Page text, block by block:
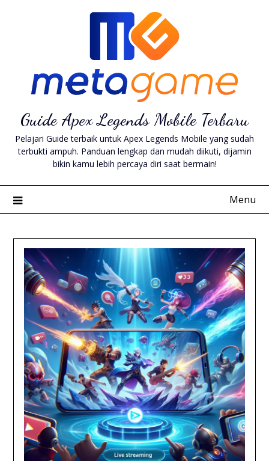
Guide Apex Legends Mobile Terbaru
Pelajari Guide terbaik untuk Apex Legends Mobile yang sudah
terbukti ampuh. Panduan lengkap dan mudah diikuti, dijamin
bikin kamu lebih percaya diri saat bermain!
Menu